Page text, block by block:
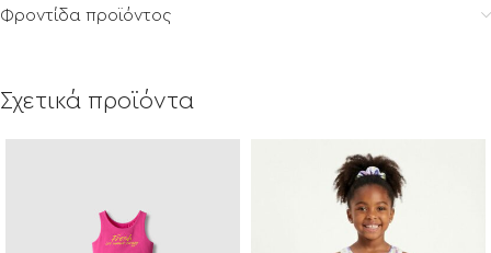
Φροντίδα προϊόντος
Σχετικά προϊόντα